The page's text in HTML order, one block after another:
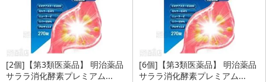
[2個]【第3類医薬品】 明治薬品
サララ消化酵素プレミアム...
[6個]【第3類医薬品】 明治薬品
サララ消化酵素プレミアム...